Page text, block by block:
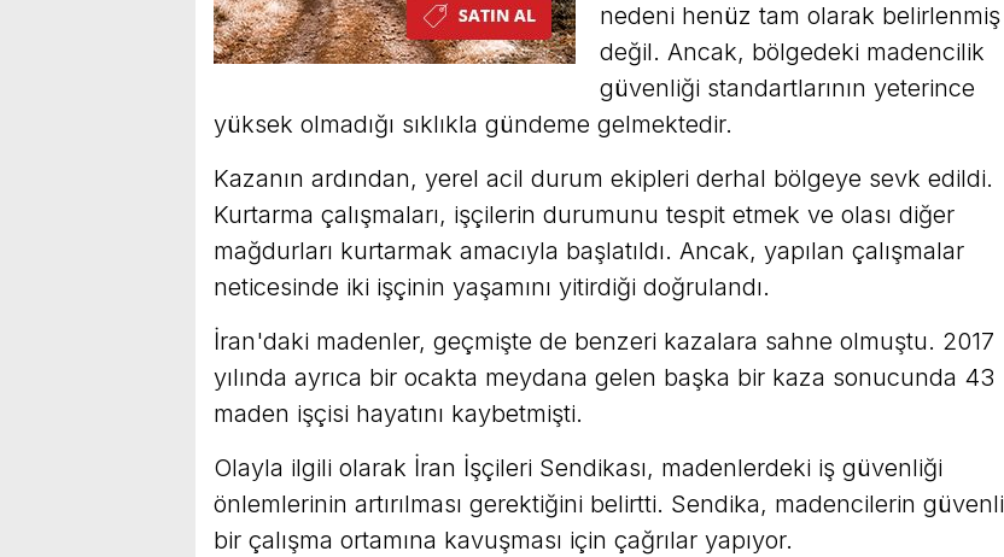
nedeni henüz tam olarak belirlenmiş
değil. Ancak, bölgedeki madencilik
güvenliği standartlarının yeterince
yüksek olmadığı sıklıkla gündeme gelmektedir.
Kazanın ardından, yerel acil durum ekipleri derhal bölgeye sevk edildi.
Kurtarma çalışmaları, işçilerin durumunu tespit etmek ve olası diğer
mağdurları kurtarmak amacıyla başlatıldı. Ancak, yapılan çalışmalar
neticesinde iki işçinin yaşamını yitirdiği doğrulandı.
İran'daki madenler, geçmişte de benzeri kazalara sahne olmuştu. 2017
yılında ayrıca bir ocakta meydana gelen başka bir kaza sonucunda 43
maden işçisi hayatını kaybetmişti.
Olayla ilgili olarak İran İşçileri Sendikası, madenlerdeki iş güvenliği
önlemlerinin artırılması gerektiğini belirtti. Sendika, madencilerin güvenli
bir çalışma ortamına kavuşması için çağrılar yapıyor.